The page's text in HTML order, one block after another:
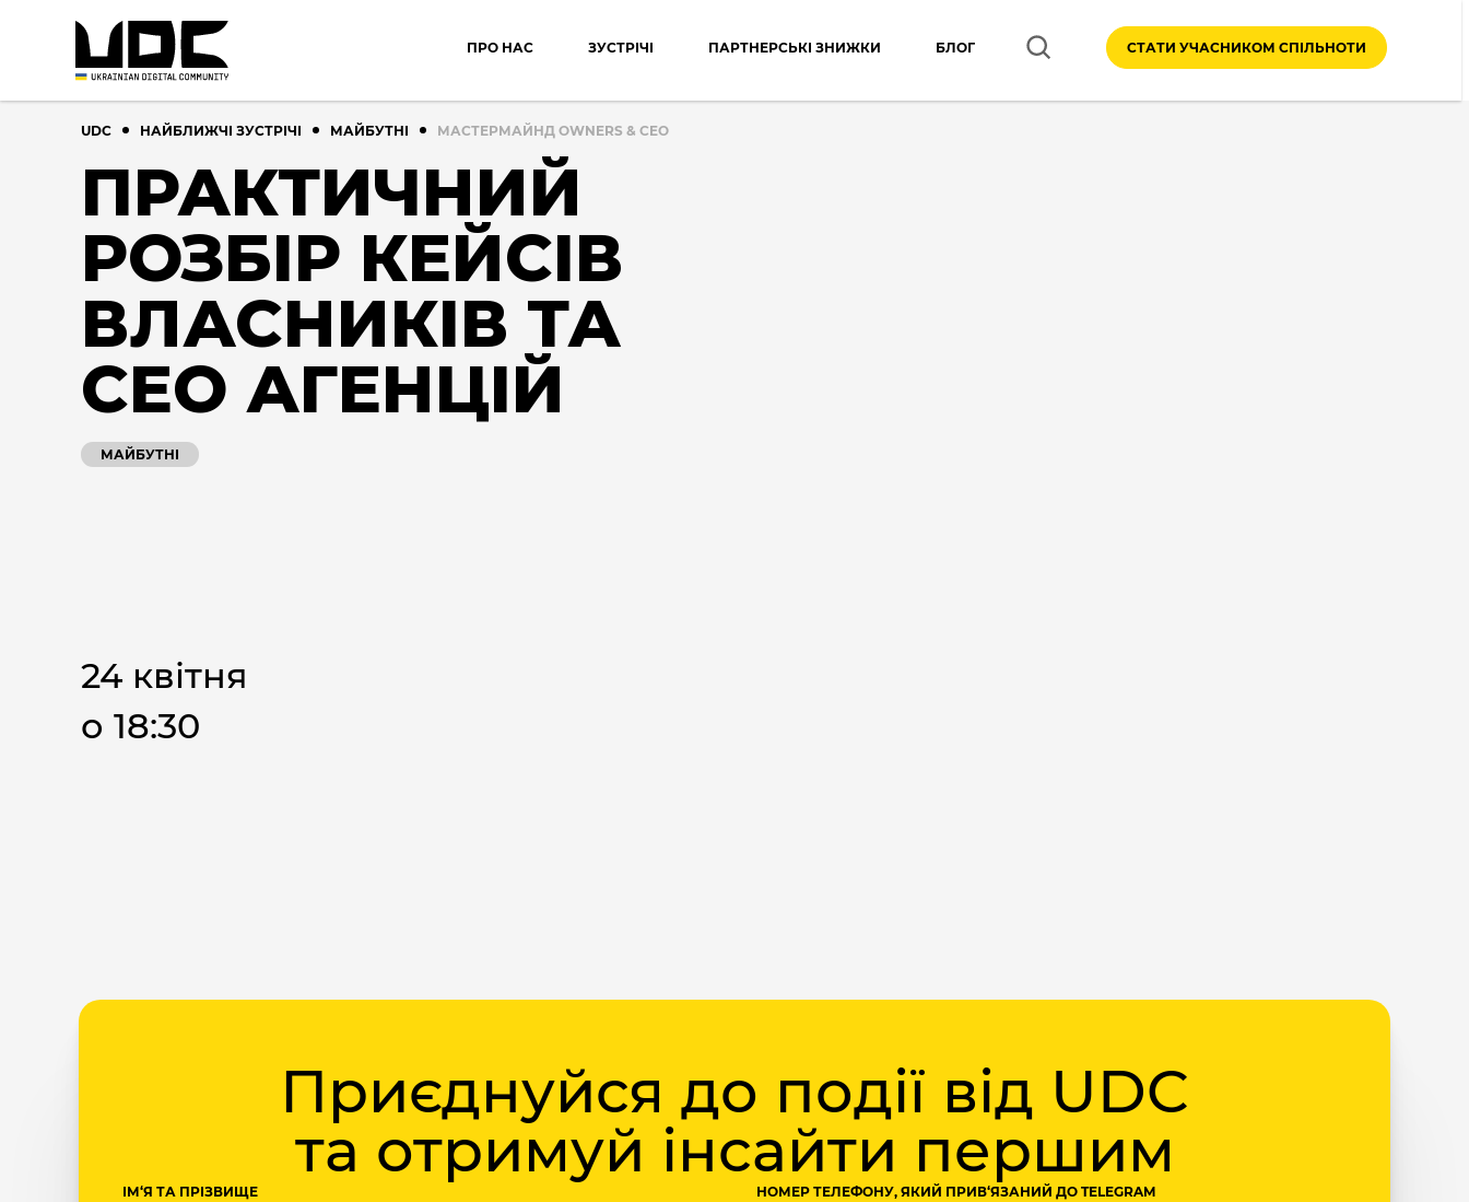
ПРО НАС ЗУСТРІЧІ ПАРТНЕРСЬКІ ЗНИЖКИ БЛОГ СТАТИ УЧАСНИКОМ СПІЛЬНОТИ
UDC НАЙБЛИЖЧІ ЗУСТРІЧІ МАЙБУТНІ МАСТЕРМАЙНД OWNERS & CEO
ПРАКТИЧНИЙ
РОЗБІР КЕЙСІВ
ВЛАСНИКІВ ТА
СЕО АГЕНЦІЙ
МАЙБУТНІ
24 квітня
о 18:30
Приєднуйся до події від UDC
та отримуй інсайти першим
ІМ‘Я ТА ПРІЗВИЩЕ НОМЕР ТЕЛЕФОНУ, ЯКИЙ ПРИВ‘ЯЗАНИЙ ДО TELEGRAM